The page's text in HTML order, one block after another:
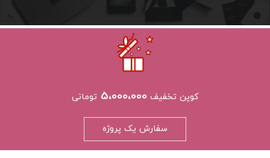
کوپن تخفیف5،000،000 تومانی
سفارش یک پروژه